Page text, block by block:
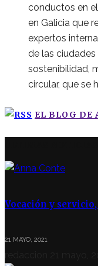
conductos en
en Galicia que
expertos
de las
sostenibilidad,
circular, que se
EL BLOG DE
Vocación y
21 MAYO, 2021